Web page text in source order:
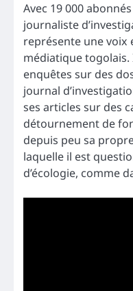
Avec 19 000
journaliste
représente une voix
médiatique
enquêtes sur des
journal
ses articles sur des
détournement de
depuis peu sa
laquelle il est
d’écologie, comme